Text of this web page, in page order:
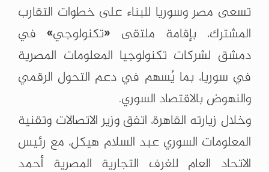
تسعى مصر وسوريا للبناء على خطوات التقارب
المشترك، بإقامة ملتقى «تكنولوجي» في
دمشق لشركات تكنولوجيا المعلومات المصرية
في سوريا، بما يُسهم في دعم التحول الرقمي
والنهوض بالاقتصاد السوري.
وخلال زيارته القاهرة، اتفق وزير الاتصالات وتقنية
المعلومات السوري عبد السلام هيكل، مع رئيس
الاتحاد العام للغرف التجارية المصرية أحمد